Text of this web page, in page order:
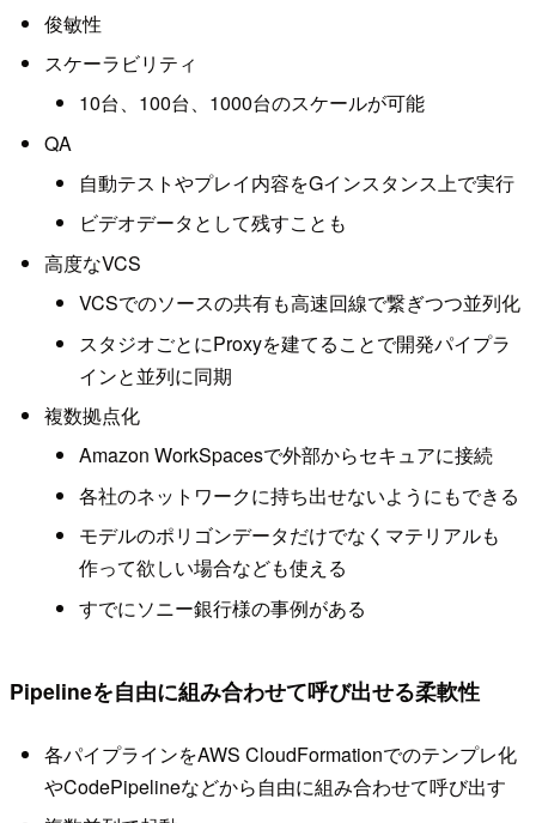
俊敏性
スケーラビリティ
10台、100台、1000台のスケールが可能
QA
自動テストやプレイ内容をGインスタンス上で実行
ビデオデータとして残すことも
高度なVCS
VCSでのソースの共有も高速回線で繋ぎつつ並列化
スタジオごとにProxyを建てることで開発パイプラ
インと並列に同期
複数拠点化
Amazon WorkSpacesで外部からセキュアに接続
各社のネットワークに持ち出せないようにもできる
モデルのポリゴンデータだけでなくマテリアルも
作って欲しい場合なども使える
すでにソニー銀行様の事例がある
Pipelineを自由に組み合わせて呼び出せる柔軟性
各パイプラインをAWS CloudFormationでのテンプレ化
やCodePipelineなどから自由に組み合わせて呼び出す